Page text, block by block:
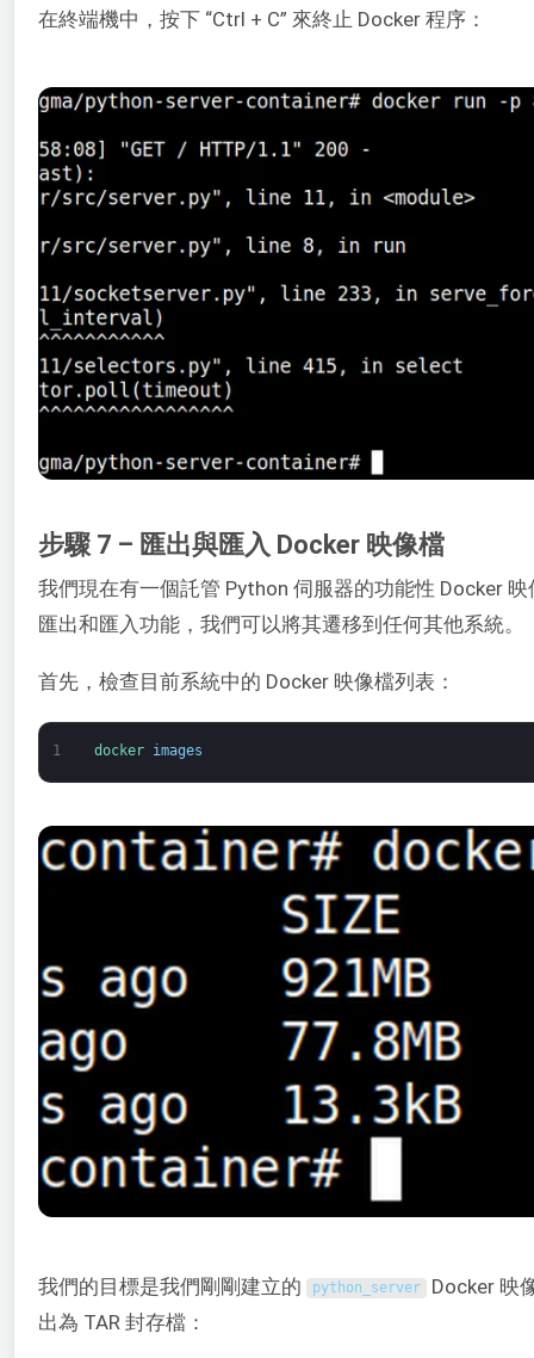
在終端機中，按下 “Ctrl + C” 來終止 Docker 程序：
步驟 7 – 匯出與匯入 Docker 映像檔
我們現在有一個託管 Python 伺服器的功能性 Docker
匯出和匯入功能，我們可以將其遷移到任何其他系統。
首先，檢查目前系統中的 Docker 映像檔列表：
1 docker images
我們的目標是我們剛剛建立的 python_server Docker 映
出為 TAR 封存檔：